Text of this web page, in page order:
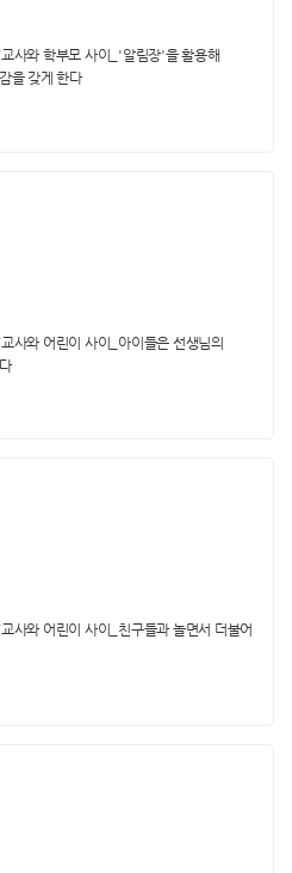
사와 학부모 사이_'알림장'을 활용해
을 갖게 한다
사와 어린이 사이_아이들은 선생님의
사와 어린이 사이_친구들과 놀면서 더불어